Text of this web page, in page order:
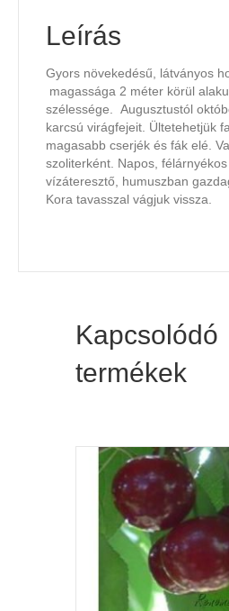
Leírás
Gyors növekedésű, látványos
magassága 2 méter körül
szélessége. Augusztustól
karcsú virágfejeit. Ültetehetjük
magasabb cserjék és fák elé.
szoliterként. Napos,
vízáteresztő, humuszban
Kora tavasszal vágjuk vissza.
Kapcsolódó
termékek